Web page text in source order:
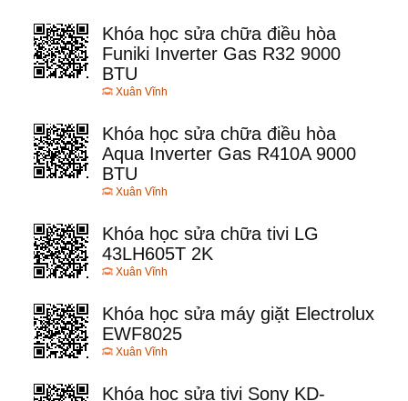
Khóa học sửa chữa điều hòa
Funiki Inverter Gas R32 9000
BTU
Xuân Vĩnh
Khóa học sửa chữa điều hòa
Aqua Inverter Gas R410A 9000
BTU
Xuân Vĩnh
Khóa học sửa chữa tivi LG
43LH605T 2K
Xuân Vĩnh
Khóa học sửa máy giặt Electrolux
EWF8025
Xuân Vĩnh
Khóa học sửa tivi Sony KD-